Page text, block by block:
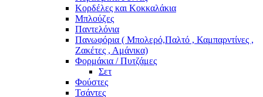
Κορδέλες και Κοκκαλάκια
Μπλούζες
Παντελόνια
Πανωφόρια ( Μπολερό,Παλτό , Καμπαρντίνες ,
Ζακέτες , Αμάνικα)
Φορμάκια / Πυτζάμες
Σετ
Φούστες
Τσάντες